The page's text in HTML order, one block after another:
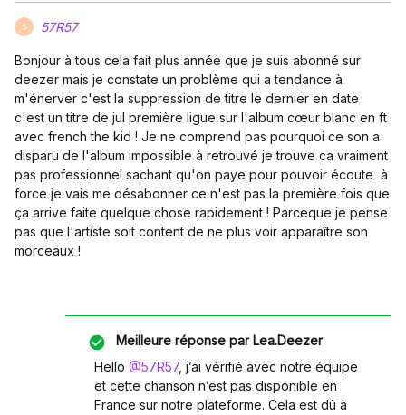
5 57R57
Bonjour à tous cela fait plus année que je suis abonné sur
deezer mais je constate un problème qui a tendance à
m'énerver c'est la suppression de titre le dernier en date
c'est un titre de jul première ligue sur l'album cœur blanc en ft
avec french the kid ! Je ne comprend pas pourquoi ce son a
disparu de l'album impossible à retrouvé je trouve ca vraiment
pas professionnel sachant qu'on paye pour pouvoir écoute à
force je vais me désabonner ce n'est pas la première fois que
ça arrive faite quelque chose rapidement ! Parceque je pense
pas que l'artiste soit content de ne plus voir apparaître son
morceaux !
Meilleure réponse parLea.Deezer
Hello @57R57, j’ai vérifié avec notre équipe
et cette chanson n’est pas disponible en
France sur notre plateforme. Cela est dû à